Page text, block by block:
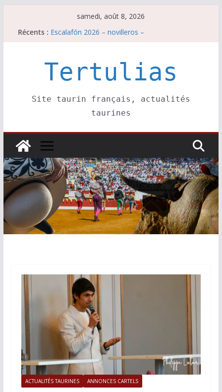
samedi, août 8, 2026
Récents : Escalafón 2026 – novilleros –
Les brèves du vendredi 7 août
Escalafón 2026 – matadors de toros-
Tertulias
Site taurin français, actualités
taurines
ACTUALITÉS TAURINES ANNONCES CARTELS